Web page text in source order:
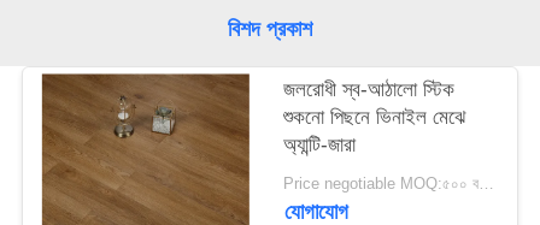
ক্ষেত্রেই
বিশদ প্রকাশ
জলরোধী স্ব-আঠালো স্টিক
শুকনো পিছনে ভিনাইল মেঝে
অ্যান্টি-জারা
Price negotiable MOQ:৫০০ বর্গ মিটার
যোগাযোগ